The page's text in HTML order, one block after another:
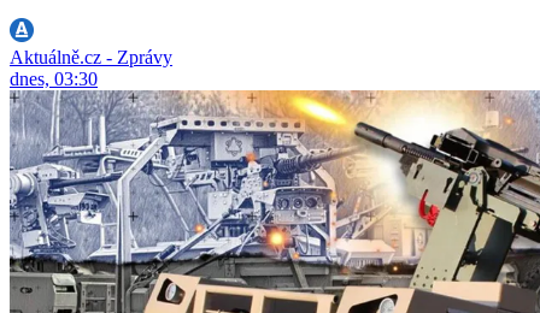
Aktuálně.cz - Zprávy
dnes, 03:30